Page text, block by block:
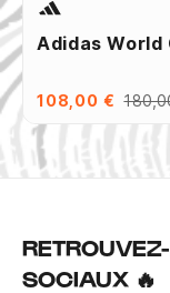
Adidas World
108,00 €
SOCIAUX 🔥